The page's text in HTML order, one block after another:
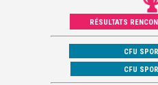
RÉSULTATS
CFU
CFU